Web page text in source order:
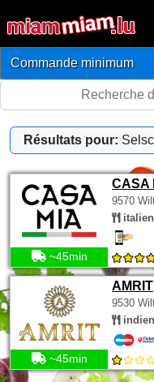
Résultats pour:
CASA
9570
~45min
AMRIT
9530
~45min